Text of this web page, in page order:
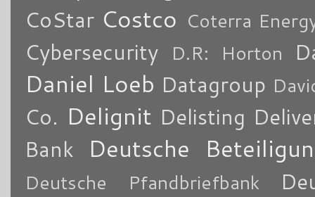
CoStar Costco Coterra
Cybersecurity D.R: Horton
Daniel Loeb Datagroup
Co. Delignit Delisting
Bank
Deutsche
Deutsche Pfandbriefbank